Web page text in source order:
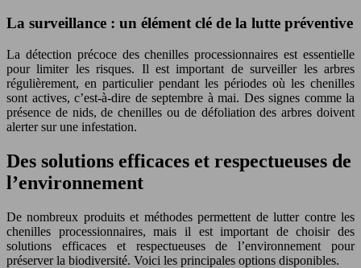
La surveillance : un élément clé de la lutte préventive
La détection précoce des chenilles processionnaires est essentielle
pour limiter les risques. Il est important de surveiller les arbres
régulièrement, en particulier pendant les périodes où les chenilles
sont actives, c’est-à-dire de septembre à mai. Des signes comme la
présence de nids, de chenilles ou de défoliation des arbres doivent
alerter sur une infestation.
Des solutions efficaces et respectueuses de
l’environnement
De nombreux produits et méthodes permettent de lutter contre les
chenilles processionnaires, mais il est important de choisir des
solutions efficaces et respectueuses de l’environnement pour
préserver la biodiversité. Voici les principales options disponibles.